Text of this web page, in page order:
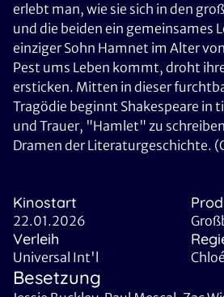
erlebt man, wie sie sich in den
und die beiden ein gemeinsames
einziger Sohn Hamnet im Alter
Pest ums Leben kommt, droht
ersticken. Mitten in dieser
Tragödie beginnt Shakespeare in
und Trauer, "Hamlet" zu
Dramen der Literaturgeschichte.
Kinostart
22.01.2026
Verleih
Universal Int'l
Besetzung